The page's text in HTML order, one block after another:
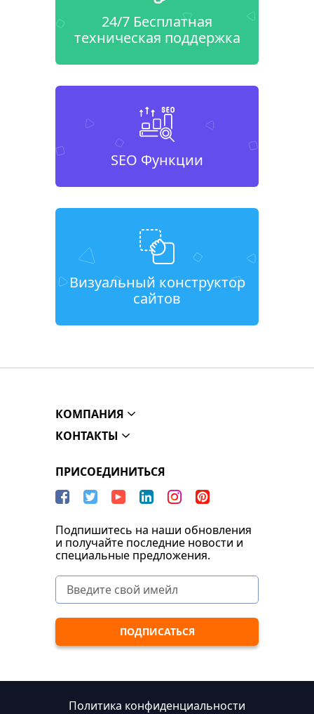
24/7 Бесплатная
техническая поддержка
SEO Функции
Визуальный конструктор
сайтов
КОМПАНИЯ
КОНТАКТЫ
ПРИСОЕДИНИТЬСЯ
Подпишитесь на наши обновления
и получайте последние новости и
специальные предложения.
Политика конфиденциальности